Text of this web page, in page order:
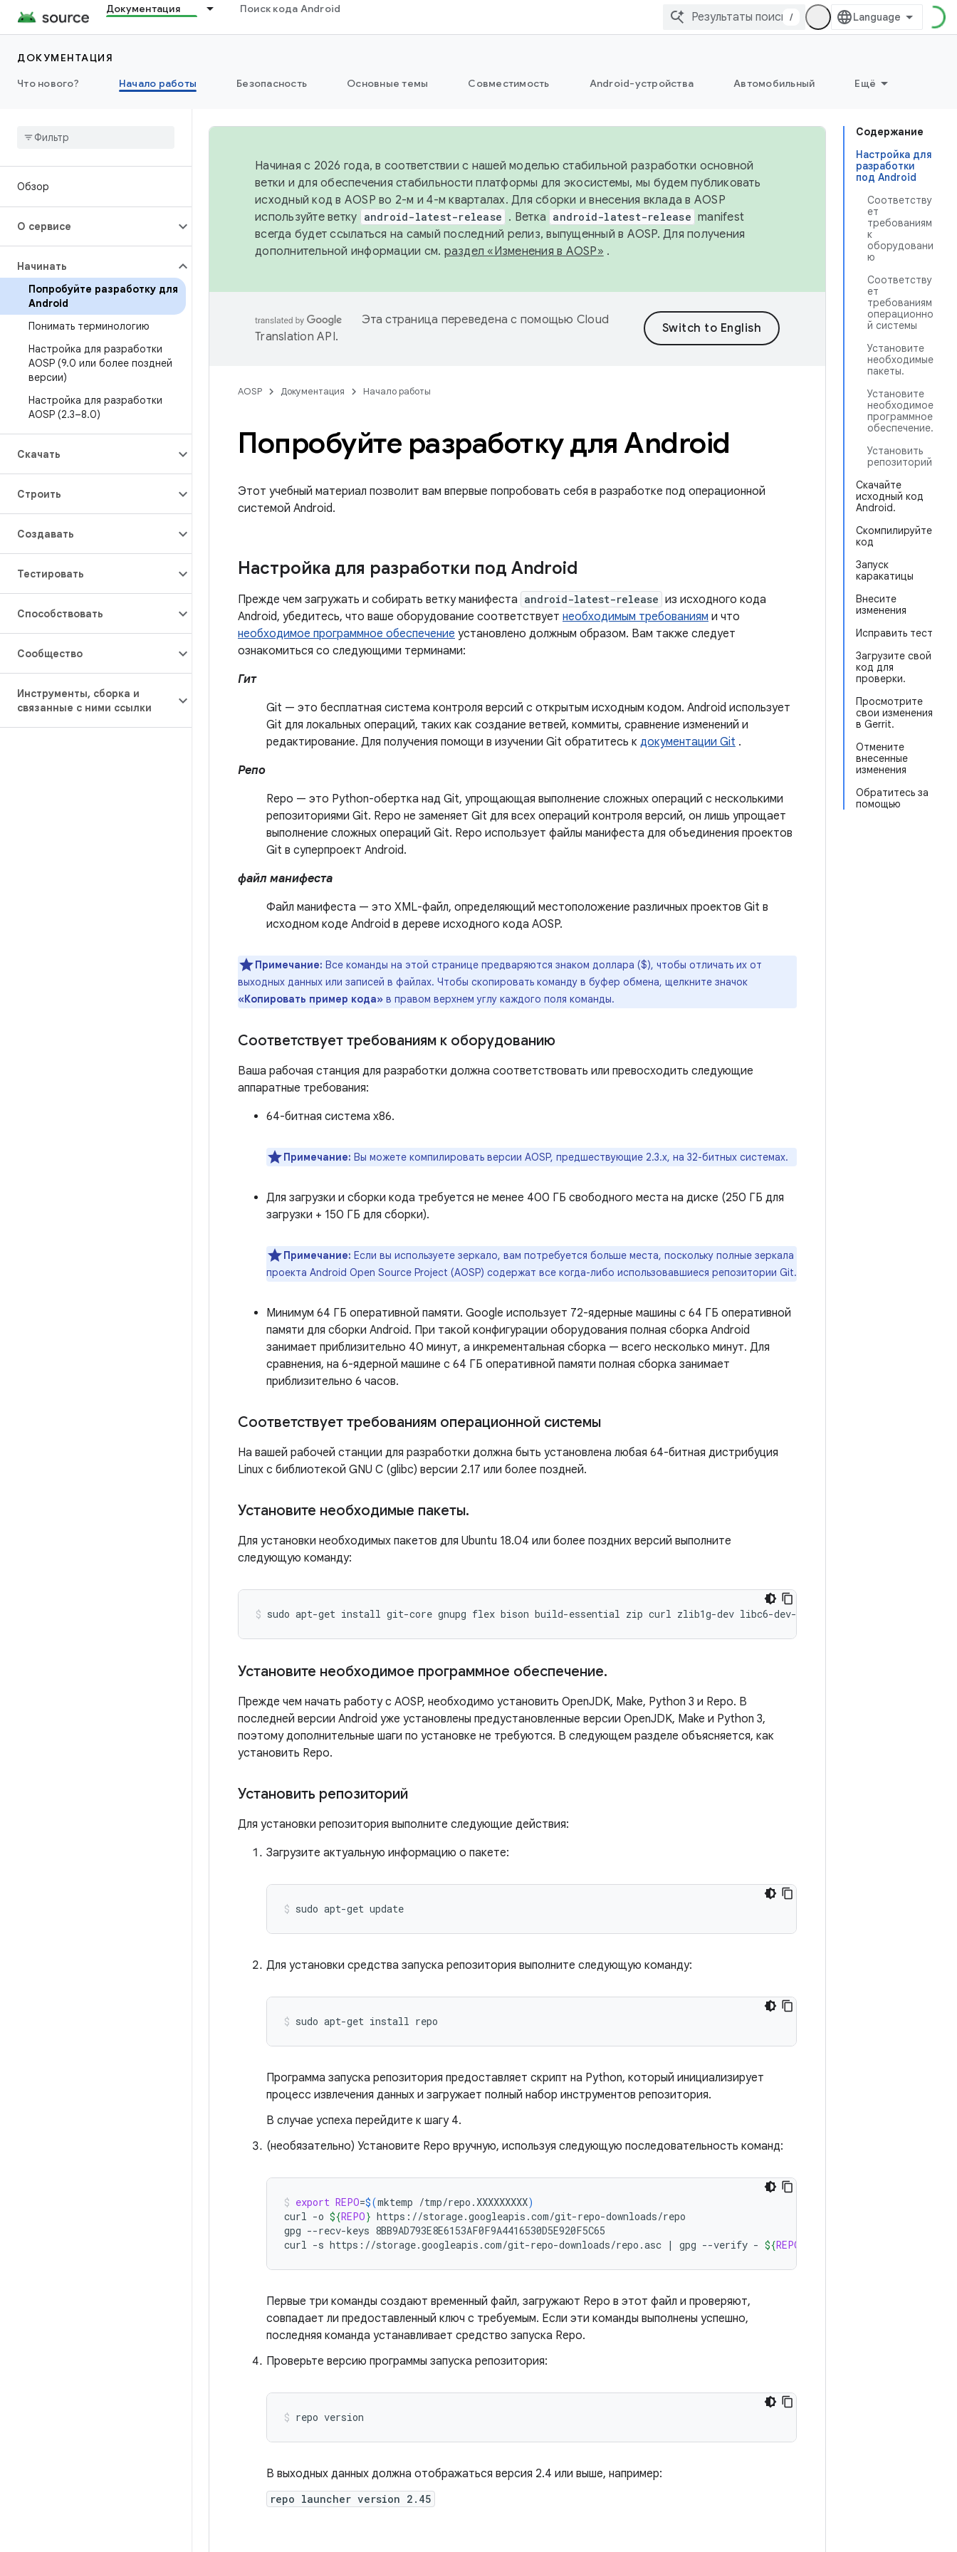
Документация Поиск кода Android
/
ДОКУМЕНТАЦИЯ
Что нового?
Начало работы Безопасность Основные темы Совместимость Android-устройства Автомобильный Ещё
Обзор
О сервисе
Начинать
Попробуйте разработку для
Android
Понимать терминологию
Настройка для разработки
AOSP (9.0 или более поздней
версии)
Настройка для разработки
AOSP (2.3–8.0)
Скачать
Строить
Создавать
Тестировать
Способствовать
Сообщество
Инструменты, сборка и
связанные с ними ссылки
Содержание
Настройка для
разработки
под Android
Соответству
ет
требованиям
к
оборудовани
ю
Соответству
ет
требованиям
операционно
й системы
Установите
необходимые
пакеты.
Установите
необходимое
программное
обеспечение.
Установить
репозиторий
Скачайте
исходный код
Android.
Скомпилируйте
код
Запуск
каракатицы
Внесите
изменения
Исправить тест
Загрузите свой
код для
проверки.
Просмотрите
свои изменения
в Gerrit.
Отмените
внесенные
изменения
Обратитесь за
помощью
Начиная с 2026 года, в соответствии с нашей моделью стабильной разработки основной
ветки и для обеспечения стабильности платформы для экосистемы, мы будем публиковать
исходный код в AOSP во 2-м и 4-м кварталах. Для сборки и внесения вклада в AOSP
используйте ветку android-latest-release . Ветка android-latest-release manifest
всегда будет ссылаться на самый последний релиз, выпущенный в AOSP. Для получения
дополнительной информации см. раздел «Изменения в AOSP» .
Эта страница переведена с помощью Cloud
Translation API.
AOSP Документация Начало работы
Попробуйте разработку для Android
Этот учебный материал позволит вам впервые попробовать себя в разработке под операционной
системой Android.
Настройка для разработки под Android
Прежде чем загружать и собирать ветку манифеста android-latest-release из исходного кода
Android, убедитесь, что ваше оборудование соответствует необходимым требованиям и что
необходимое программное обеспечение установлено должным образом. Вам также следует
ознакомиться со следующими терминами:
Гит
Git — это бесплатная система контроля версий с открытым исходным кодом. Android использует
Git для локальных операций, таких как создание ветвей, коммиты, сравнение изменений и
редактирование. Для получения помощи в изучении Git обратитесь к документации Git .
Репо
Repo — это Python-обертка над Git, упрощающая выполнение сложных операций с несколькими
репозиториями Git. Repo не заменяет Git для всех операций контроля версий, он лишь упрощает
выполнение сложных операций Git. Repo использует файлы манифеста для объединения проектов
Git в суперпроект Android.
файл манифеста
Файл манифеста — это XML-файл, определяющий местоположение различных проектов Git в
исходном коде Android в дереве исходного кода AOSP.
Примечание: Все команды на этой странице предваряются знаком доллара ($), чтобы отличать их от
выходных данных или записей в файлах. Чтобы скопировать команду в буфер обмена, щелкните значок
«Копировать пример кода» в правом верхнем углу каждого поля команды.
Соответствует требованиям к оборудованию
Ваша рабочая станция для разработки должна соответствовать или превосходить следующие
аппаратные требования:
64-битная система x86.
Примечание: Вы можете компилировать версии AOSP, предшествующие 2.3.x, на 32-битных системах.
Для загрузки и сборки кода требуется не менее 400 ГБ свободного места на диске (250 ГБ для
загрузки + 150 ГБ для сборки).
Примечание: Если вы используете зеркало, вам потребуется больше места, поскольку полные зеркала
проекта Android Open Source Project (AOSP) содержат все когда-либо использовавшиеся репозитории Git.
Минимум 64 ГБ оперативной памяти. Google использует 72-ядерные машины с 64 ГБ оперативной
памяти для сборки Android. При такой конфигурации оборудования полная сборка Android
занимает приблизительно 40 минут, а инкрементальная сборка — всего несколько минут. Для
сравнения, на 6-ядерной машине с 64 ГБ оперативной памяти полная сборка занимает
приблизительно 6 часов.
Соответствует требованиям операционной системы
На вашей рабочей станции для разработки должна быть установлена ​​любая 64-битная дистрибуция
Linux с библиотекой GNU C (glibc) версии 2.17 или более поздней.
Установите необходимые пакеты.
Для установки необходимых пакетов для Ubuntu 18.04 или более поздних версий выполните
следующую команду:
sudo apt-get install git-core gnupg flex bison build-essential zip curl zlib1g-dev libc6-dev-i386
Установите необходимое программное обеспечение.
Прежде чем начать работу с AOSP, необходимо установить OpenJDK, Make, Python 3 и Repo. В
последней версии Android уже установлены предустановленные версии OpenJDK, Make и Python 3,
поэтому дополнительные шаги по установке не требуются. В следующем разделе объясняется, как
установить Repo.
Установить репозиторий
Для установки репозитория выполните следующие действия:
Загрузите актуальную информацию о пакете:
sudo apt-get update
Для установки средства запуска репозитория выполните следующую команду:
sudo apt-get install repo
Программа запуска репозитория предоставляет скрипт на Python, который инициализирует
процесс извлечения данных и загружает полный набор инструментов репозитория.
В случае успеха перейдите к шагу 4.
(необязательно) Установите Repo вручную, используя следующую последовательность команд:
export REPO=$(mktemp /tmp/repo.XXXXXXXXX)
curl -o ${REPO} https://storage.googleapis.com/git-repo-downloads/repo
gpg --recv-keys 8BB9AD793E8E6153AF0F9A4416530D5E920F5C65
curl -s https://storage.googleapis.com/git-repo-downloads/repo.asc | gpg --verify - ${REPO
Первые три команды создают временный файл, загружают Repo в этот файл и проверяют,
совпадает ли предоставленный ключ с требуемым. Если эти команды выполнены успешно,
последняя команда устанавливает средство запуска Repo.
Проверьте версию программы запуска репозитория:
repo version
В выходных данных должна отображаться версия 2.4 или выше, например:
repo launcher version 2.45